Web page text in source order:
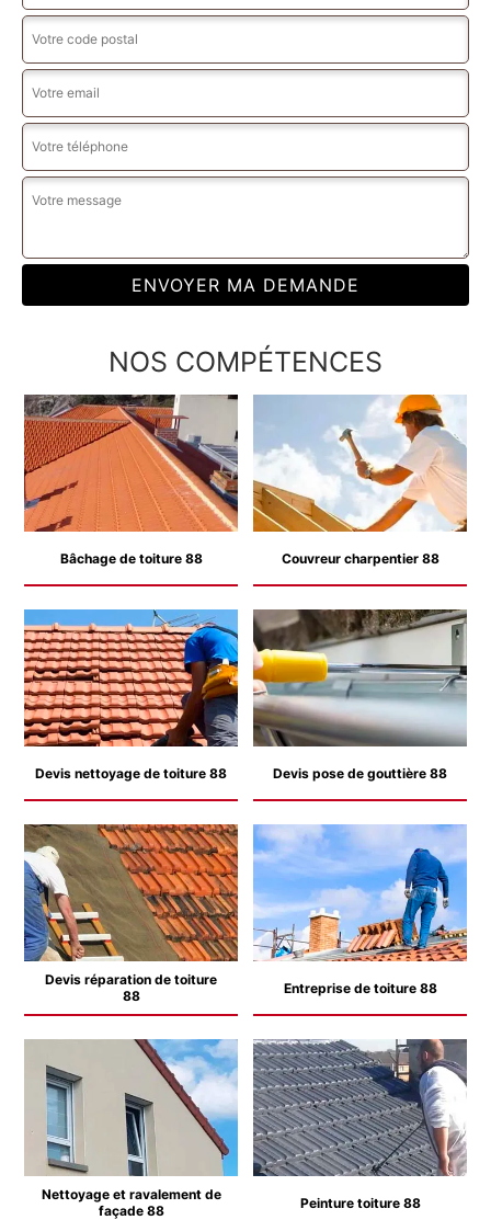
NOS COMPÉTENCES
Bâchage de toiture 88 Couvreur charpentier 88
Devis nettoyage de toiture 88 Devis pose de gouttière 88
Devis réparation de toiture
88
Entreprise de toiture 88
Nettoyage et ravalement de
façade 88
Peinture toiture 88